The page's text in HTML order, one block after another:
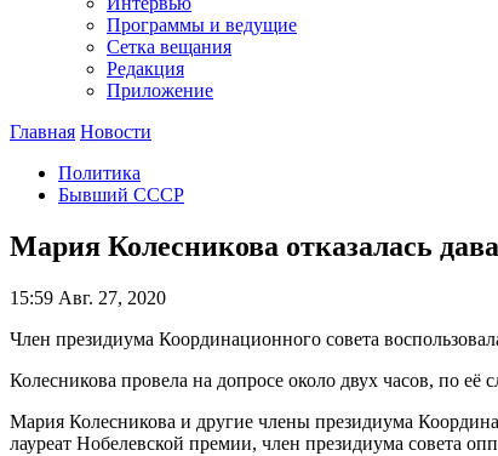
Программы и ведущие
Сетка вещания
Редакция
Приложение
Главная Новости
Политика
Бывший СССР
Мария Колесникова отказалась
15:59 Авг. 27, 2020
Член президиума Координационного совета
Колесникова провела на допросе около двух часов, по её
Мария Колесникова и другие члены президиума
лауреат Нобелевской премии, член президиума совета